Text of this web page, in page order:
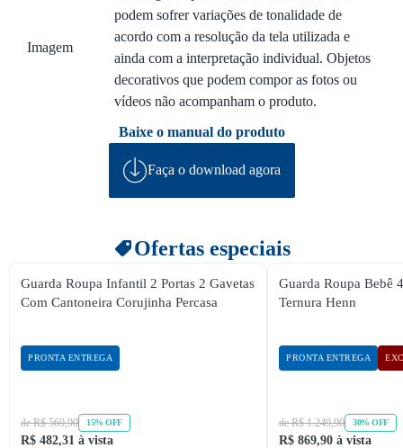
Imagem
podem sofrer variações de tonalidade de
acordo com a resolução da tela utilizada e
ainda com a interpretação individual. Objetos
decorativos que podem compor as fotos ou
vídeos não acompanham o produto.
Baixe o manual do produto
Faça o download agora
Ofertas especiais
Guarda Roupa Infantil 2 Portas 2 Gavetas
Com Cantoneira Corujinha Percasa
PRONTA ENTREGA
de R$ 569,90 15% OFF
R$ 482,31 à vista
Guarda Roupa Bebê
Ternura Henn
PRONTA ENTREGA
de R$ 1.249,90 30% OFF
R$ 869,90 à vista